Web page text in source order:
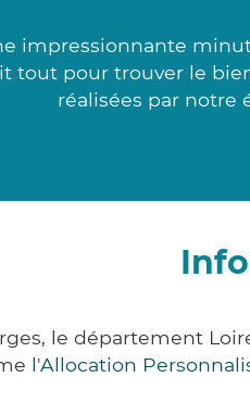
impressionnante
tout pour trouver le
réalisées par notre
le département
l'Allocation